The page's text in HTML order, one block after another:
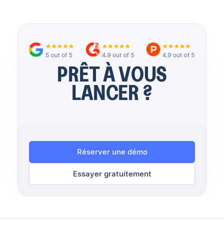
PRÊT À VOUS
LANCER ?
Réserver une démo
Essayer gratuitement